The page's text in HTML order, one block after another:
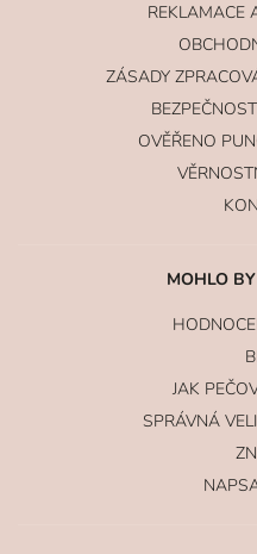
REKLAMACE
ZÁSADY
OVĚŘENO
MOHLO
JAK
SPRÁVNÁ